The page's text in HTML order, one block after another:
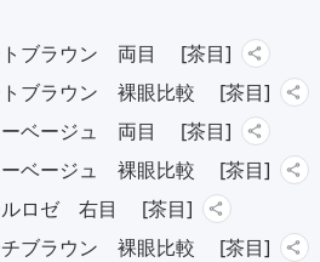
トブラウン 両目 [茶目]
ブラウン 裸眼比較 [茶目]
ベージュ 両目 [茶目]
ベージュ 裸眼比較 [茶目]
ルロゼ 右目 [茶目]
ブラウン 裸眼比較 [茶目]